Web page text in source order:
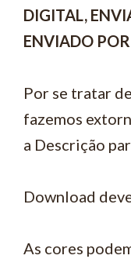
DIGITAL,
ENVIADO
Por se tratar
fazemos
a Descrição
Download
As cores